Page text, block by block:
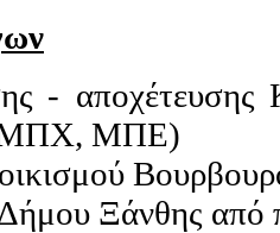
- αποχέτευσης
(ΜΠΧ, ΜΠΕ)
Ξάνθης